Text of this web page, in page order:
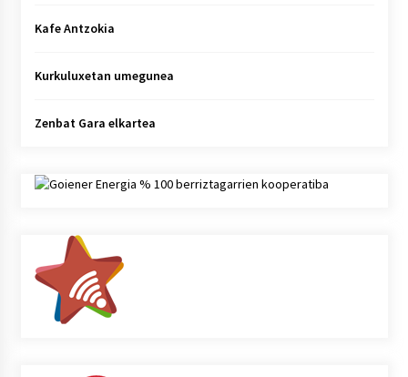
Kafe Antzokia
Kurkuluxetan umegunea
Zenbat Gara elkartea